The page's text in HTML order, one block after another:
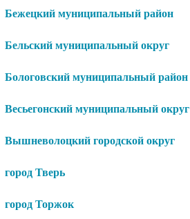
Бежецкий муниципальный район
Бельский муниципальный округ
Бологовский муниципальный район
Весьегонский муниципальный округ
Вышневолоцкий городской округ
город Тверь
город Торжок